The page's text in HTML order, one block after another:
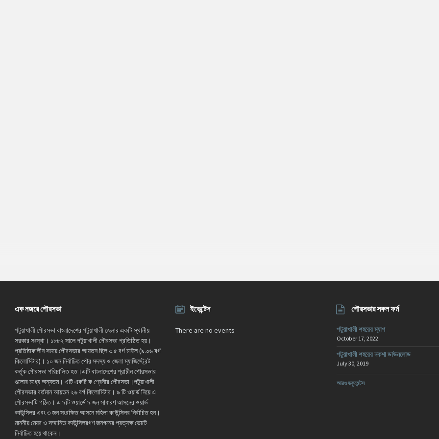
এক নজরে পৌরসভা
পটুয়াখালী পৌরসভা বাংলাদেশের পটুয়াখালী জেলার একটি স্থানীয়
সরকার সংস্থা। ১৮৮২ সালে পটুয়াখালী পৌরসভা প্রতিষ্ঠিত হয়।
প্রতিষ্ঠাকালীন সময়ে পৌরসভার আয়তন ছিল ৩.৫ বর্গ মাইল (৯.০৬ বর্গ
কিলোমিটার)। ১০ জন নির্বাচিত পৌর সদস্য ও জেলা ম্যাজিস্ট্রেট
কর্তৃক পৌরসভা পরিচালিত হত।এটি বাংলাদেশের প্রাচীন পৌরসভার
গুলোর মধ্যে অন্যতম। এটি একটি ক শ্রেনীর পৌরসভা।পটুয়াখালী
পৌরসভার বর্তমান আয়তন ২৬ বর্গ কিলোমিটার। ৯ টি ওয়ার্ড নিয়ে এ
পৌরসভাটি গঠিত। এ ৯টি ওয়ার্ডে ৯ জন সাধারণ আসনের ওয়ার্ড
কাউন্সিলর এবং ৩ জন সংরক্ষিত আসনে মহিলা কাউন্সিলর নির্বাচিত হন।
মাননীয় মেয়র ও সম্মানিত কাউন্সিলরগণ জনগনের প্রত্যক্ষ ভোটে
নির্বাচিত হয়ে থাকেন।
ইভেন্টেস
There are no events
পৌরসভার সকল ফর্ম
পটুয়াখালী শহরের ম্যাপ
October 17, 2022
পটুয়াখালী শহরের নকশা ডাউনলোড
July 30, 2019
আরও ডকুমেন্টস